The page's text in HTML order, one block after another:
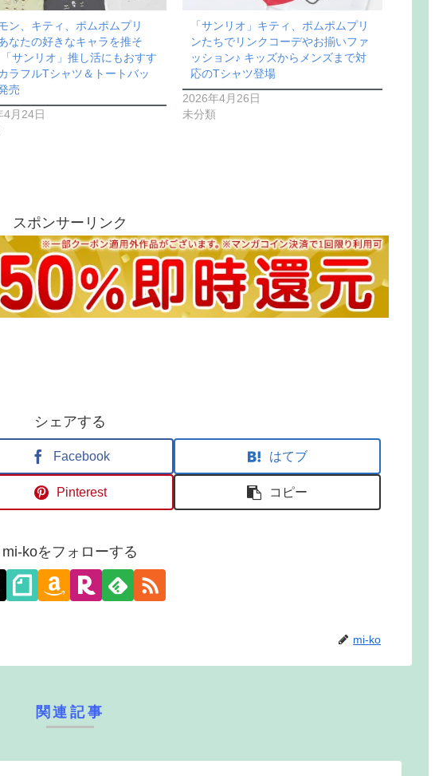
ン、キティ、ポムポムプリ
なたの好きなキャラを推そ
サンリオ」推し活にもおすす
ラフルTシャツ＆トートバッ
売
4月24日
「サンリオ」キティ、ポムポムプリ
ンたちでリンクコーデやお揃いファ
ッション♪ キッズからメンズまで対
応のTシャツ登場
2026年4月26日
未分類
スポンサーリンク
シェアする
Facebook はてブ
Pinterest コピー
mi-koをフォローする
mi-ko
関連記事